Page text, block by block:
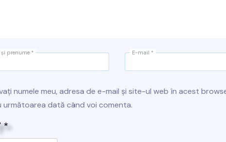
și prenume * E-mail *
numele meu, adresa de e-mail și site-ul web în acest
următoarea dată când voi comenta.